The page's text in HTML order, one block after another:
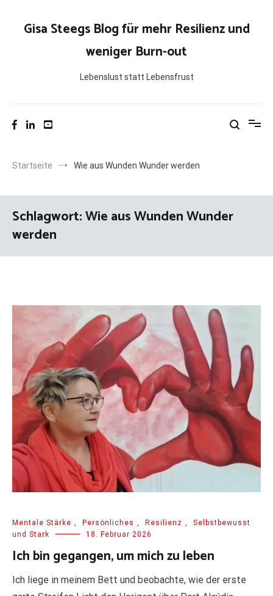
springenGisa Steegs Blog für mehr Resilienz und
weniger Burn-out
Lebenslust statt Lebensfrust
Startseite Wie aus Wunden Wunder werden
Schlagwort:Wie aus Wunden Wunder
werden
Mentale Stärke , Persönliches , Resilienz ,
Selbstbewusst
und Stark
18. Februar 2026
Ich bin gegangen, um mich zu leben
Ich liege in meinem Bett und beobachte, wie der erste